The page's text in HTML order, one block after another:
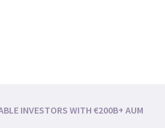
INVESTORS WITH €200B+ AUM